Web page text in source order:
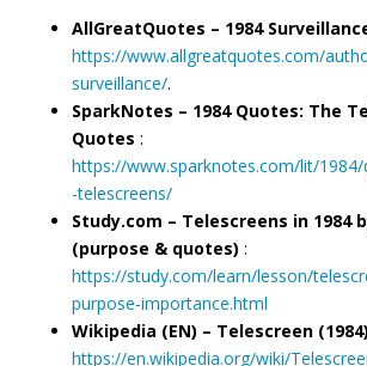
AllGreatQuotes – 1984
https://www.allgreatquotes.com/
surveillance/.
SparkNotes – 1984 Quotes: The
Quotes :
https://www.sparknotes.com/lit/
-telescreens/
Study.com – Telescreens in 1984
(purpose & quotes) :
https://study.com/learn/lesson/
purpose-importance.html
Wikipedia (EN) – Telescreen (1984)
https://en.wikipedia.org/wiki/